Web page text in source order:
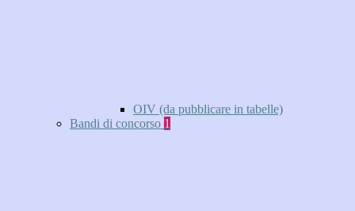
OIV (da pubblicare in tabelle)
Bandi di concorso 1